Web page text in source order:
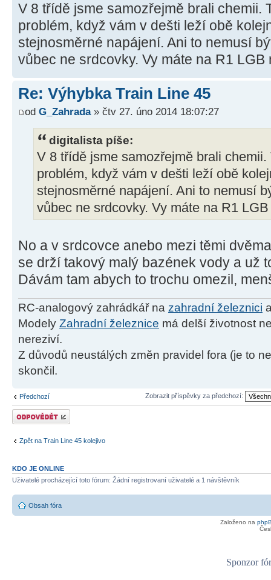
V 8 třídě jsme samozřejmě brali chemii.
problém, když vám v dešti leží obě
stejnosměrné napájení. Ani to nemusí
vůbec ne srdcovky. Vy máte na R1
Re: Výhybka Train Line 45
od G_Zahrada» čtv 27. úno 2014 18:07:27
digitalista píše:
V 8 třídě jsme samozřejmě brali chemii.
problém, když vám v dešti leží obě
stejnosměrné napájení. Ani to nemusí
vůbec ne srdcovky. Vy máte na R1
No a v srdcovce anebo mezi těmi
se drží takový malý bazének vody a už
Dávám tam abych to trochu omezil,
RC-analogový zahrádkář na zahradní železnici
Modely Zahradní železnice má delší životnost
nereziví.
Z důvodů neustálých změn pravidel fora (je to
skončil.
Předchozí Zobrazit příspěvky za předchozí:
Odeslat odpověď
Zpět na Train Line 45 kolejivo
KDO JE ONLINE
Uživatelé procházející toto fórum: Žádní registrovaní uživatelé a 1 návštěvník
Obsah fóra
Založeno na
Sponzor